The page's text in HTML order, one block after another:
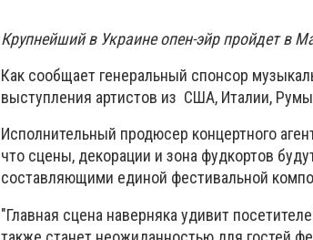
Крупнейший в Украине опен-эйр пройдет в
Как сообщает генеральный спонсор
выступления артистов из США, Италии,
Исполнительный продюсер концертного
что сцены, декорации и зона фудкортов
составляющими единой фестивальной
"Главная сцена наверняка удивит